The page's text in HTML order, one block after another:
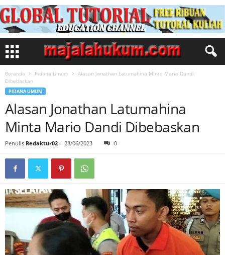
Beranda Pidana Umum
Alasan Jonathan Latumahina Minta Mario Dandi
Dibebaskan
PIDANA UMUM
Alasan Jonathan Latumahina
Minta Mario Dandi Dibebaskan
Penulis Redaktur02 - 28/06/2023 0